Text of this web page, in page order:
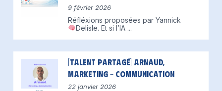
9 février 2026
Réfléxions proposées par Yannick
Delisle. Et si l’IA ...
[Talent partagé] Arnaud,
Marketing – Communication
22 janvier 2026